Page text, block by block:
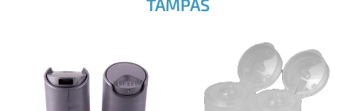
TAMPAS